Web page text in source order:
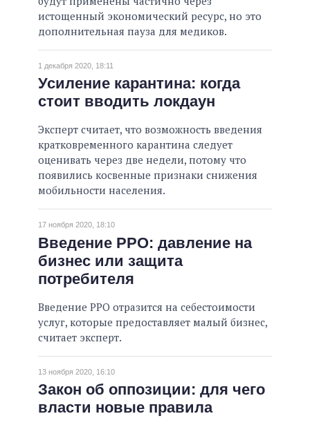
истощенный экономический ресурс, но это
дополнительная пауза для медиков.
1 декабря 2020, 18:11
Усиление карантина: когда
стоит вводить локдаун
Эксперт считает, что возможность введения
кратковременного карантина следует
оценивать через две недели, потому что
появились косвенные признаки снижения
мобильности населения.
17 ноября 2020, 18:10
Введение РРО: давление на
бизнес или защита
потребителя
Введение РРО отразится на себестоимости
услуг, которые предоставляет малый бизнес,
считает эксперт.
13 ноября 2020, 16:10
Закон об оппозиции: для чего
власти новые правила